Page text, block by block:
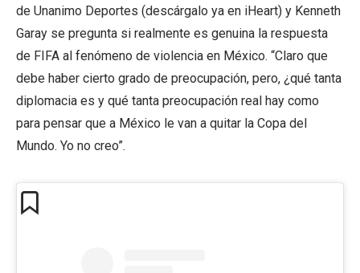
de Unanimo Deportes (descárgalo ya en iHeart) y Kenneth
Garay se pregunta si realmente es genuina la respuesta
de FIFA al fenómeno de violencia en México. “Claro que
debe haber cierto grado de preocupación, pero, ¿qué tanta
diplomacia es y qué tanta preocupación real hay como
para pensar que a México le van a quitar la Copa del
Mundo. Yo no creo”.